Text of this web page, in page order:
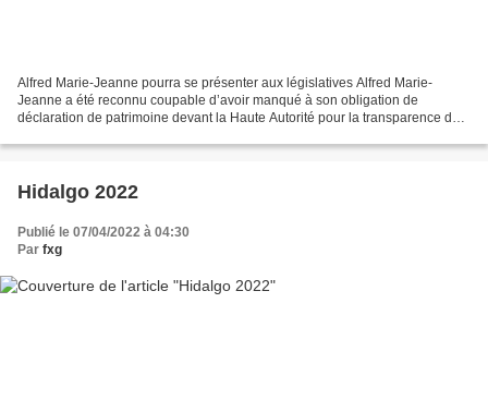
Alfred Marie-Jeanne pourra se présenter aux législatives Alfred Marie-
Jeanne a été reconnu coupable d’avoir manqué à son obligation de
déclaration de patrimoine devant la Haute Autorité pour la transparence de
Hidalgo 2022
Publié le 07/04/2022 à 04:30
Par fxg